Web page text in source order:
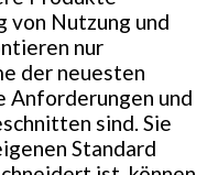
von Nutzung und
nur
der neuesten
Anforderungen und
sind. Sie
Standard